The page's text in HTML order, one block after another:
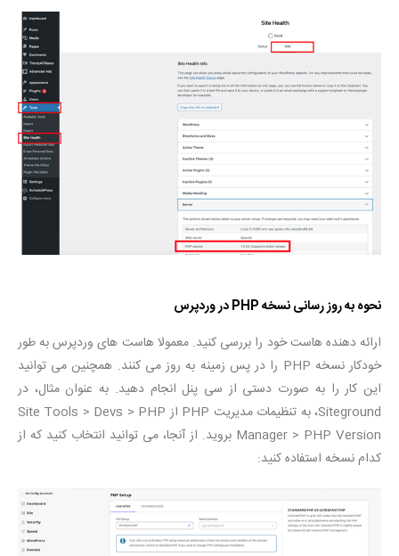
نحوه به روز رسانی نسخه PHP در وردپرس
ارائه دهنده هاست خود را بررسی کنید. معمولا هاست های وردپرس به طور
خودکار نسخه PHP را در پس زمینه به روز می کنند. همچنین می توانید
این کار را به صورت دستی از سی پنل انجام دهید. به عنوان مثال، در
Siteground، به تنظیمات مدیریت PHP از Site Tools > Devs > PHP
Manager > PHP Version بروید. از آنجا، می توانید انتخاب کنید که از
کدام نسخه استفاده کنید: